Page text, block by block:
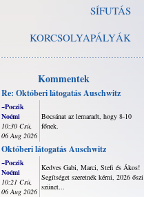
SÍFUTÁS
KORCSOLYAPÁLYÁK
Kommentek
Re: Októberi látogatás Auschwitz
~Poczik
Noémi
10:30 Csü,
06 Aug 2026
Bocsánat az lemaradt, hogy 8-10
főnek.
Októberi látogatás Auschwitz
~Poczik
Noémi
10:21 Csü,
06 Aug 2026
Kedves Gabi, Marci, Stefi és Ákos!
Segítséget szeretnék kérni, 2026 őszi
szünet...